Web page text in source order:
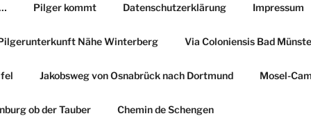
Pilger kommt Datenschutzerklärung Impressum
Nähe Winterberg Via Coloniensis Bad
Jakobsweg von Osnabrück nach Dortmund Mosel-
ob der Tauber Chemin de Schengen